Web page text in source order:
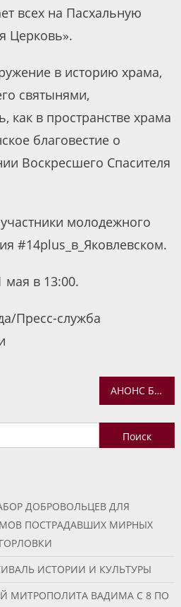
всех на Пасхальную
Церковь».
в историю храма,
святынями,
как в пространстве храма
благовестие о
Воскресшего Спасителя
молодежного
#14plus_в_Яковлевском.
мая в 13:00.
Пресс-служба
АНОНС БОГОСЛУЖЕНИЙ В ХРАМАХ ЯРОСЛАВЛЯ С 23 ПО 24 АПРЕЛЯ
Найти:
ДОБРОВОЛЬЦЕВ ДЛЯ
ПОСТРАДАВШИХ МИРНЫХ
ИСТОРИИ И КУЛЬТУРЫ
МИТРОПОЛИТА ВАДИМА С 8 ПО